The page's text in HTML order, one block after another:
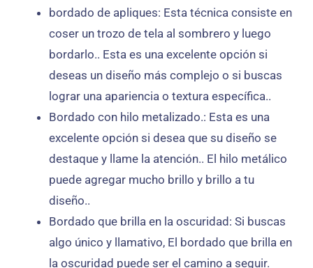
bordado de apliques: Esta técnica consiste en
coser un trozo de tela al sombrero y luego
bordarlo.. Esta es una excelente opción si
deseas un diseño más complejo o si buscas
lograr una apariencia o textura específica..
Bordado con hilo metalizado.: Esta es una
excelente opción si desea que su diseño se
destaque y llame la atención.. El hilo metálico
puede agregar mucho brillo y brillo a tu
diseño..
Bordado que brilla en la oscuridad: Si buscas
algo único y llamativo, El bordado que brilla en
la oscuridad puede ser el camino a seguir.